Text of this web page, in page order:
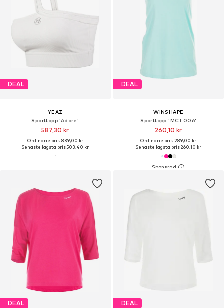
DEAL
YEAZ
Sporttopp 'Adore'
587,30 kr
Ordinarie pris: 839,00 kr
Senaste lägsta pris:503,40 kr
DEAL
WINSHAPE
Sporttopp 'MCT006'
260,10 kr
Ordinarie pris: 289,00 kr
Senaste lägsta pris:260,10 kr
DEAL DEAL